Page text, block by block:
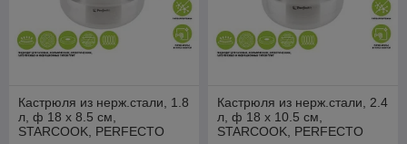
Кастрюля из нерж.стали, 1.8
л, ф 18 x 8.5 см,
STARCOOK, PERFECTO
Кастрюля из нерж.стали, 2.4
л, ф 18 x 10.5 см,
STARCOOK, PERFECTO